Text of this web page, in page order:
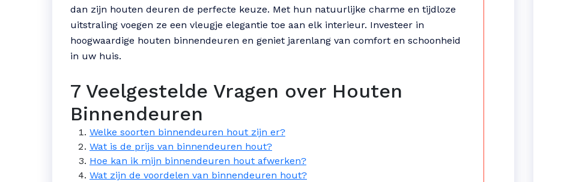
dan zijn houten deuren de perfecte keuze. Met hun natuurlijke charme en tijdloze
uitstraling voegen ze een vleugje elegantie toe aan elk interieur. Investeer in
hoogwaardige houten binnendeuren en geniet jarenlang van comfort en schoonheid
in uw huis.
7 Veelgestelde Vragen over Houten
Binnendeuren
Welke soorten binnendeuren hout zijn er?
Wat is de prijs van binnendeuren hout?
Hoe kan ik mijn binnendeuren hout afwerken?
Wat zijn de voordelen van binnendeuren hout?